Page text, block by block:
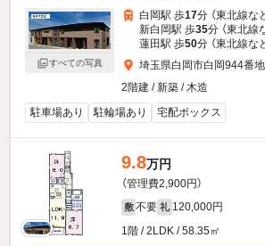
すべての写真
白岡駅 歩17分 （東北線な
新白岡駅 歩35分 （東北線
蓮田駅 歩50分 （東北線な
埼玉県白岡市白岡944番
2階建 / 新築 / 木造
駐車場あり
駐輪場あり 宅配ボックス
9.8万円
（管理費2,900円）
敷 不要 礼 120,000円
1階 / 2LDK / 58.35㎡